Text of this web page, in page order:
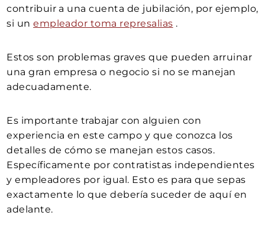
contribuir a una cuenta de jubilación, por ejemplo,
si unempleador toma represalias .
Estos son problemas graves que pueden arruinar
una gran empresa o negocio si no se manejan
adecuadamente.
Es importante trabajar con alguien con
experiencia en este campo y que conozca los
detalles de cómo se manejan estos casos.
Específicamente por contratistas independientes
y empleadores por igual. Esto es para que sepas
exactamente lo que debería suceder de aquí en
adelante.